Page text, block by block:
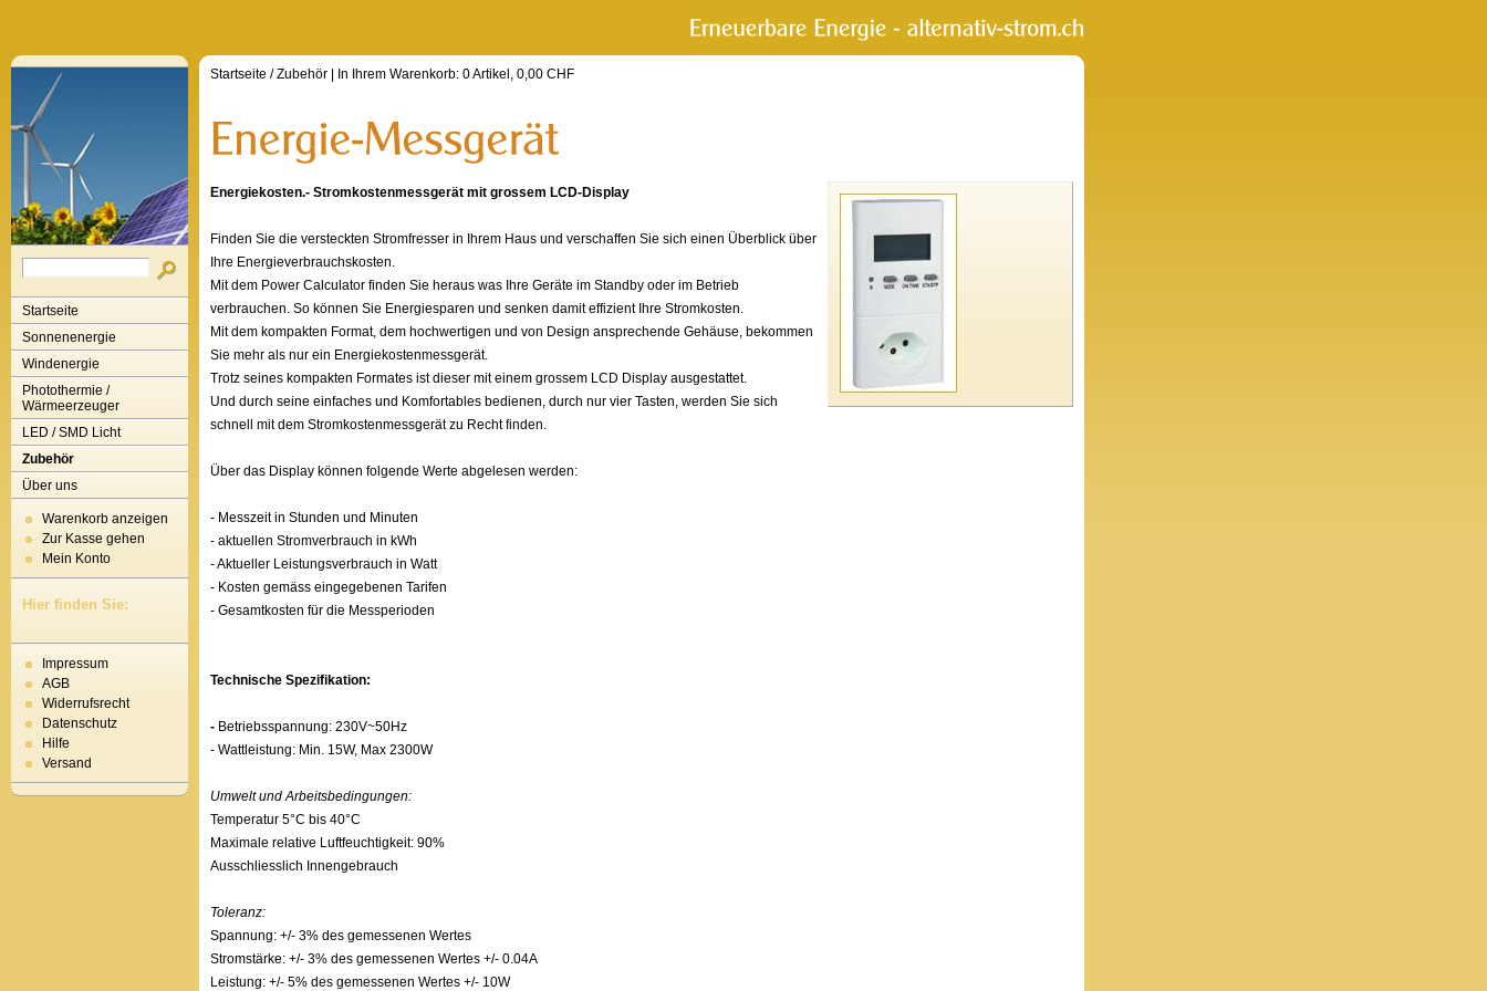
Startseite
Sonnenenergie
Windenergie
Photothermie /
Wärmeerzeuger
LED / SMD Licht
Zubehör
Über uns
Warenkorb anzeigen
Zur Kasse gehen
Mein Konto
Hier finden Sie:
Impressum
AGB
Widerrufsrecht
Datenschutz
Hilfe
Versand
Startseite /Zubehör | In Ihrem Warenkorb: 0Artikel, 0,00 CHF
Energiekosten.- Stromkostenmessgerät mit grossem LCD-Display
Finden Sie die versteckten Stromfresser in Ihrem Haus und verschaffen Sie sich einen Überblick über
Ihre Energieverbrauchskosten.
Mit dem Power Calculator finden Sie heraus was Ihre Geräte im Standby oder im Betrieb
verbrauchen. So können Sie Energiesparen und senken damit effizient Ihre Stromkosten.
Mit dem kompakten Format, dem hochwertigen und von Design ansprechende Gehäuse, bekommen
Sie mehr als nur ein Energiekostenmessgerät.
Trotz seines kompakten Formates ist dieser mit einem grossem LCD Display ausgestattet.
Und durch seine einfaches und Komfortables bedienen, durch nur vier Tasten, werden Sie sich
schnell mit dem Stromkostenmessgerät zu Recht finden.
Über das Display können folgende Werte abgelesen werden:
- Messzeit in Stunden und Minuten
- aktuellen Stromverbrauch in kWh
- Aktueller Leistungsverbrauch in Watt
- Kosten gemäss eingegebenen Tarifen
- Gesamtkosten für die Messperioden
Technische Spezifikation:
- Betriebsspannung: 230V~50Hz
- Wattleistung: Min. 15W, Max 2300W
Umwelt und Arbeitsbedingungen:
Temperatur 5°C bis 40°C
Maximale relative Luftfeuchtigkeit: 90%
Ausschliesslich Innengebrauch
Toleranz:
Spannung: +/- 3% des gemessenen Wertes
Stromstärke: +/- 3% des gemessenen Wertes +/- 0.04A
Leistung: +/- 5% des gemessenen Wertes +/- 10W